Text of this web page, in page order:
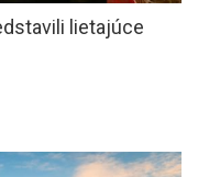
lietajúce